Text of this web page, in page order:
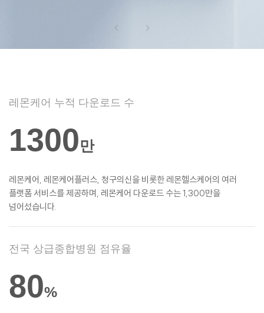
레몬케어 누적 다운로드 수
1300만
레몬케어, 레몬케어플러스, 청구의신을 비롯한 레몬헬스케어의 여러
플랫폼 서비스를 제공하며, 레몬케어 다운로드 수는 1,300만을
넘어섰습니다.
전국 상급종합병원 점유율
80%